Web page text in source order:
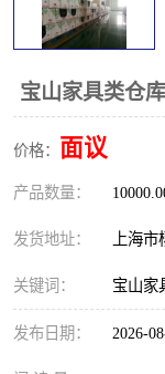
宝山家具类仓
价格： 面议
产品数量：
发货地址： 上海
关键词： 宝山家
发布日期： 2026-